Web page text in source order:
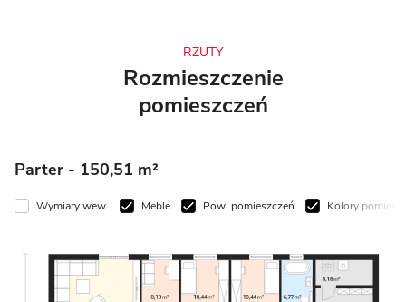
RZUTY
Rozmieszczenie
pomieszczeń
Parter - 150,51 m²
Wymiary wew. Meble Pow. pomieszczeń Kolory pomieszczeń